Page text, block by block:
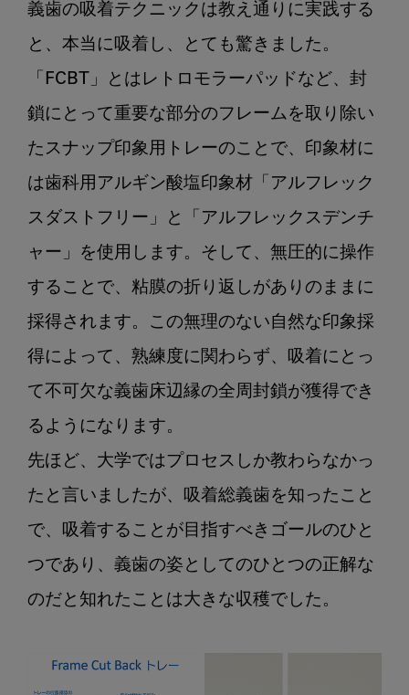
義歯の吸着テクニックは教え通りに実践する
と、本当に吸着し、とても驚きました。
「FCBT」とはレトロモラーパッドなど、封
鎖にとって重要な部分のフレームを取り除い
たスナップ印象用トレーのことで、印象材に
は歯科用アルギン酸塩印象材「アルフレック
スダストフリー」と「アルフレックスデンチ
ャー」を使用します。そして、無圧的に操作
することで、粘膜の折り返しがありのままに
採得されます。この無理のない自然な印象採
得によって、熟練度に関わらず、吸着にとっ
て不可欠な義歯床辺縁の全周封鎖が獲得でき
るようになります。
先ほど、大学ではプロセスしか教わらなかっ
たと言いましたが、吸着総義歯を知ったこと
で、吸着することが目指すべきゴールのひと
つであり、義歯の姿としてのひとつの正解な
のだと知れたことは大きな収穫でした。